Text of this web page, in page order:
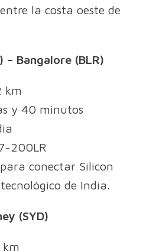
la costa oeste de
– Bangalore (BLR)
km
y 40 minutos
200LR
conectar Silicon
de India.
(SYD)
km